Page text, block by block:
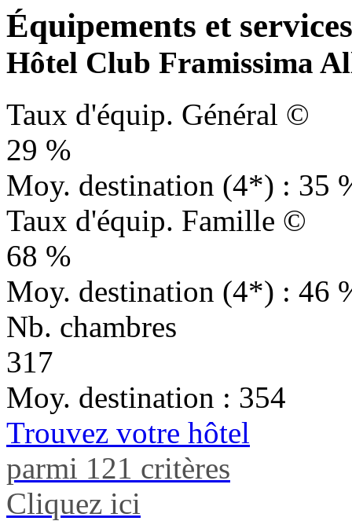
Équipements et
Hôtel Club Framissima
Taux d'équip. Général ©
29 %
Moy. destination (4*) : 35
Taux d'équip. Famille ©
68 %
Moy. destination (4*) : 46
Nb. chambres
317
Moy. destination : 354
Trouvez votre hôtel
parmi 121 critères
Cliquez ici